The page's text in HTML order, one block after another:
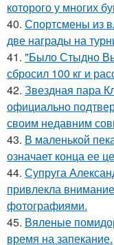
которого у многих
40. Спортсмены из
две награды на
41. "Было Стыдно
сбросил 100 кг и
42. Звездная пара
официально
своим недавним
43. В маленькой
означает конца ее
44. Супруга
привлекла
фотографиями.
45. Вяленые
время на запекание.